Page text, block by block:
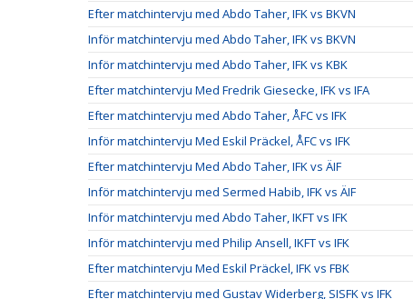
Efter matchintervju med Abdo Taher, IFK vs BKVN
Inför matchintervju med Abdo Taher, IFK vs BKVN
Inför matchintervju med Abdo Taher, IFK vs KBK
Efter matchintervju Med Fredrik Giesecke, IFK vs IFA
Efter matchintervju med Abdo Taher, ÅFC vs IFK
Inför matchintervju Med Eskil Präckel, ÅFC vs IFK
Efter matchintervju Med Abdo Taher, IFK vs ÄIF
Inför matchintervju med Sermed Habib, IFK vs ÄIF
Inför matchintervju med Abdo Taher, IKFT vs IFK
Inför matchintervju med Philip Ansell, IKFT vs IFK
Efter matchintervju Med Eskil Präckel, IFK vs FBK
Efter matchintervju med Gustav Widerberg, SISFK vs IFK